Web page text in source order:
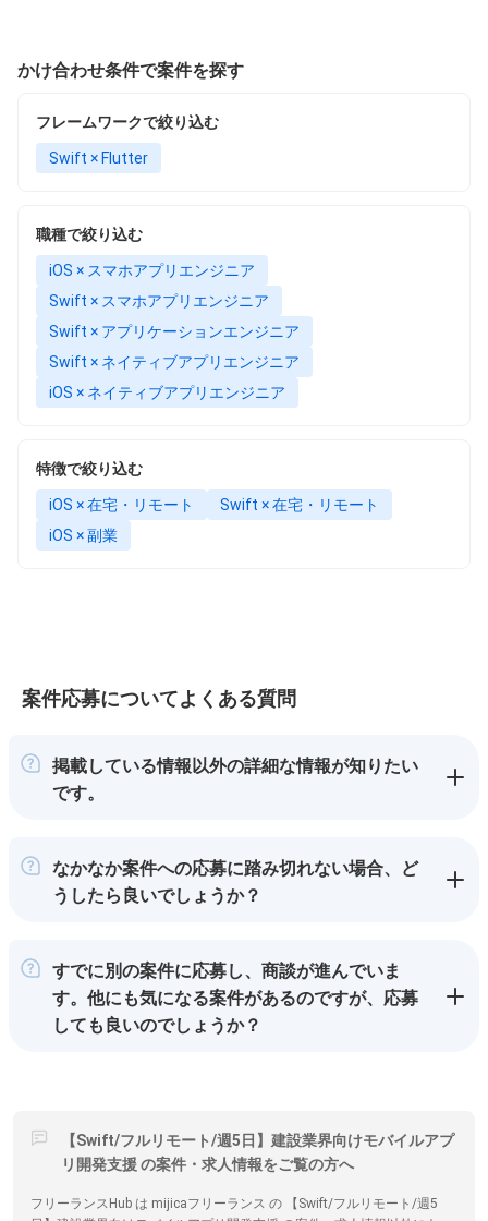
かけ合わせ条件で案件を探す
フレームワークで絞り込む
Swift × Flutter
職種で絞り込む
iOS × スマホアプリエンジニア
Swift × スマホアプリエンジニア
Swift × アプリケーションエンジニア
Swift × ネイティブアプリエンジニア
iOS × ネイティブアプリエンジニア
特徴で絞り込む
iOS × 在宅・リモート
Swift × 在宅・リモート
iOS × 副業
案件応募についてよくある質問
掲載している情報以外の詳細な情報が知りたい
です。
なかなか案件への応募に踏み切れない場合、ど
うしたら良いでしょうか？
すでに別の案件に応募し、商談が進んでいま
す。他にも気になる案件があるのですが、応募
しても良いのでしょうか？
【Swift/フルリモート/週5日】建設業界向けモバイルアプ
リ開発支援 の案件・求人情報をご覧の方へ
フリーランスHub は mijicaフリーランス の 【Swift/フルリモート/週5